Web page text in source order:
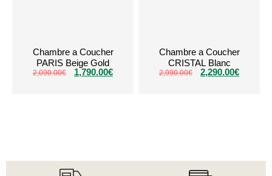
Chambre a Coucher
PARIS Beige Gold
2,090.00€ 1,790.00€
Chambre a Coucher
CRISTAL Blanc
2,990.00€ 2,290.00€